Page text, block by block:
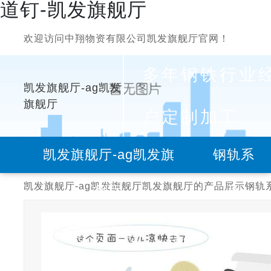
道钉-凯发旗舰厅
欢迎访问中翔物资有限公司凯发旗舰厅官网！
凯发旗舰厅-ag凯发
旗舰厅
多年钢铁行业
户定制加工
凯发旗舰厅-ag凯发旗
舰厅
钢轨系
列
凯发旗舰厅-ag凯发旗舰厅凯发旗舰厅的产品展示钢轨